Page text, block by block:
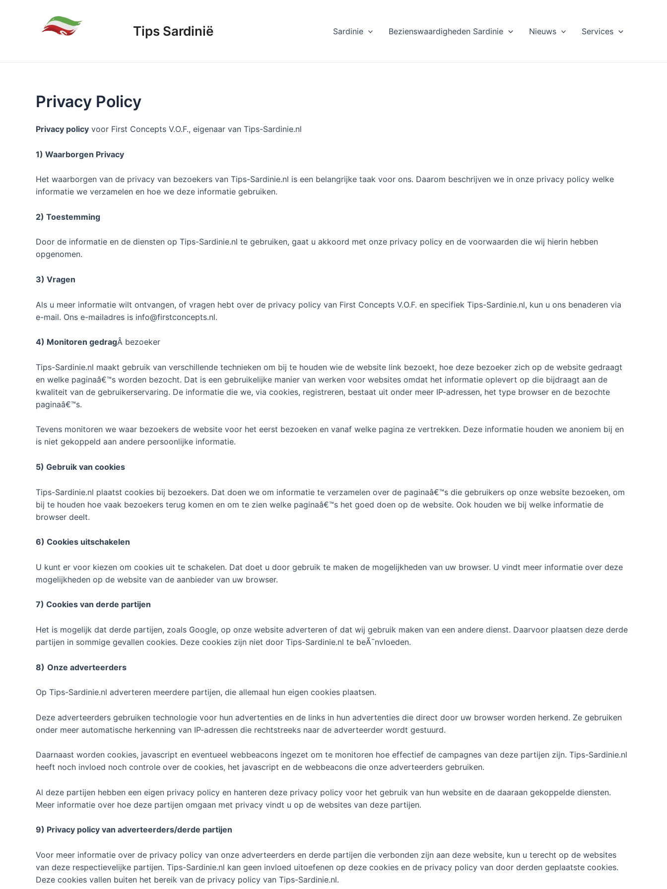
Tips Sardinië Sardinie Bezienswaardigheden Sardinie Nieuws Services
Privacy Policy
Privacy policy voor First Concepts V.O.F., eigenaar van Tips-Sardinie.nl
1) Waarborgen Privacy
Het waarborgen van de privacy van bezoekers van Tips-Sardinie.nl is een belangrijke taak voor ons. Daarom beschrijven we in onze privacy policy welke
informatie we verzamelen en hoe we deze informatie gebruiken.
2) Toestemming
Door de informatie en de diensten op Tips-Sardinie.nl te gebruiken, gaat u akkoord met onze privacy policy en de voorwaarden die wij hierin hebben
opgenomen.
3) Vragen
Als u meer informatie wilt ontvangen, of vragen hebt over de privacy policy van First Concepts V.O.F. en specifiek Tips-Sardinie.nl, kun u ons benaderen via
e-mail. Ons e-mailadres is info@firstconcepts.nl.
4) Monitoren gedragÂ bezoeker
Tips-Sardinie.nl maakt gebruik van verschillende technieken om bij te houden wie de website link bezoekt, hoe deze bezoeker zich op de website gedraagt
en welke paginaâ€™s worden bezocht. Dat is een gebruikelijke manier van werken voor websites omdat het informatie oplevert op die bijdraagt aan de
kwaliteit van de gebruikerservaring. De informatie die we, via cookies, registreren, bestaat uit onder meer IP-adressen, het type browser en de bezochte
paginaâ€™s.
Tevens monitoren we waar bezoekers de website voor het eerst bezoeken en vanaf welke pagina ze vertrekken. Deze informatie houden we anoniem bij en
is niet gekoppeld aan andere persoonlijke informatie.
5) Gebruik van cookies
Tips-Sardinie.nl plaatst cookies bij bezoekers. Dat doen we om informatie te verzamelen over de paginaâ€™s die gebruikers op onze website bezoeken, om
bij te houden hoe vaak bezoekers terug komen en om te zien welke paginaâ€™s het goed doen op de website. Ook houden we bij welke informatie de
browser deelt.
6) Cookies uitschakelen
U kunt er voor kiezen om cookies uit te schakelen. Dat doet u door gebruik te maken de mogelijkheden van uw browser. U vindt meer informatie over deze
mogelijkheden op de website van de aanbieder van uw browser.
7) Cookies van derde partijen
Het is mogelijk dat derde partijen, zoals Google, op onze website adverteren of dat wij gebruik maken van een andere dienst. Daarvoor plaatsen deze derde
partijen in sommige gevallen cookies. Deze cookies zijn niet door Tips-Sardinie.nl te beÃ¯nvloeden.
8) Onze adverteerders
Op Tips-Sardinie.nl adverteren meerdere partijen, die allemaal hun eigen cookies plaatsen.
Deze adverteerders gebruiken technologie voor hun advertenties en de links in hun advertenties die direct door uw browser worden herkend. Ze gebruiken
onder meer automatische herkenning van IP-adressen die rechtstreeks naar de adverteerder wordt gestuurd.
Daarnaast worden cookies, javascript en eventueel webbeacons ingezet om te monitoren hoe effectief de campagnes van deze partijen zijn. Tips-Sardinie.nl
heeft noch invloed noch controle over de cookies, het javascript en de webbeacons die onze adverteerders gebruiken.
Al deze partijen hebben een eigen privacy policy en hanteren deze privacy policy voor het gebruik van hun website en de daaraan gekoppelde diensten.
Meer informatie over hoe deze partijen omgaan met privacy vindt u op de websites van deze partijen.
9) Privacy policy van adverteerders/derde partijen
Voor meer informatie over de privacy policy van onze adverteerders en derde partijen die verbonden zijn aan deze website, kun u terecht op de websites
van deze respectievelijke partijen. Tips-Sardinie.nl kan geen invloed uitoefenen op deze cookies en de privacy policy van door derden geplaatste cookies.
Deze cookies vallen buiten het bereik van de privacy policy van Tips-Sardinie.nl.